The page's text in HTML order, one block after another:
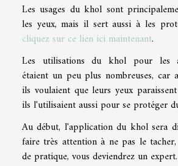
Les usages du khol sont
les yeux, mais il sert aussi à les
cliquez sur ce lien ici maintenant.
Les utilisations du khol pour les
étaient un peu plus nombreuses, car
ils voulaient que leurs yeux
ils l'utilisaient aussi pour se protéger
Au début, l'application du khol sera
faire très attention à ne pas le
de pratique, vous deviendrez un expert.